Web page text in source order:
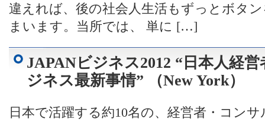
違えれば、後の社会人生活もずっとボタ
まいます。当所では、 単に […]
JAPANビジネス2012 “日本人経
ジネス最新事情” （New York）
日本で活躍する約10名の、経営者・コン